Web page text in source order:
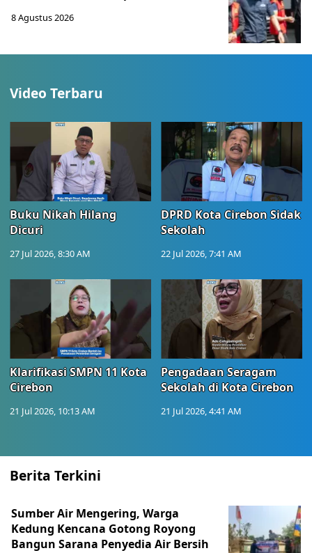
8 Agustus 2026
Video Terbaru
Buku Nikah Hilang
Dicuri
27 Jul 2026, 8:30 AM
DPRD Kota Cirebon Sidak
Sekolah
22 Jul 2026, 7:41 AM
Klarifikasi SMPN 11 Kota
Cirebon
21 Jul 2026, 10:13 AM
Pengadaan Seragam
Sekolah di Kota Cirebon
21 Jul 2026, 4:41 AM
Berita Terkini
Sumber Air Mengering, Warga
Kedung Kencana Gotong Royong
Bangun Sarana Penyedia Air Bersih